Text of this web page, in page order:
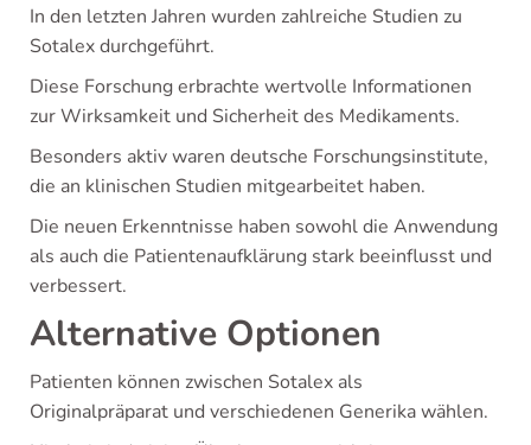
In den letzten Jahren wurden zahlreiche Studien zu
Sotalex durchgeführt.
Diese Forschung erbrachte wertvolle Informationen
zur Wirksamkeit und Sicherheit des Medikaments.
Besonders aktiv waren deutsche Forschungsinstitute,
die an klinischen Studien mitgearbeitet haben.
Die neuen Erkenntnisse haben sowohl die Anwendung
als auch die Patientenaufklärung stark beeinflusst und
verbessert.
Alternative Optionen
Patienten können zwischen Sotalex als
Originalpräparat und verschiedenen Generika wählen.